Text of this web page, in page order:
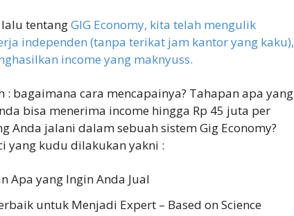
tentangGIG Economy, kita telah mengulik
independen (tanpa terikat jam kantor yang kaku),
income yang maknyuss.
: bagaimana cara mencapainya? Tahapan apa yang
bisa menerima income hingga Rp 45 juta per
Anda jalani dalam sebuah sistem Gig Economy?
yang kudu dilakukan yakni :
Apa yang Ingin Anda Jual
untuk Menjadi Expert – Based on Science